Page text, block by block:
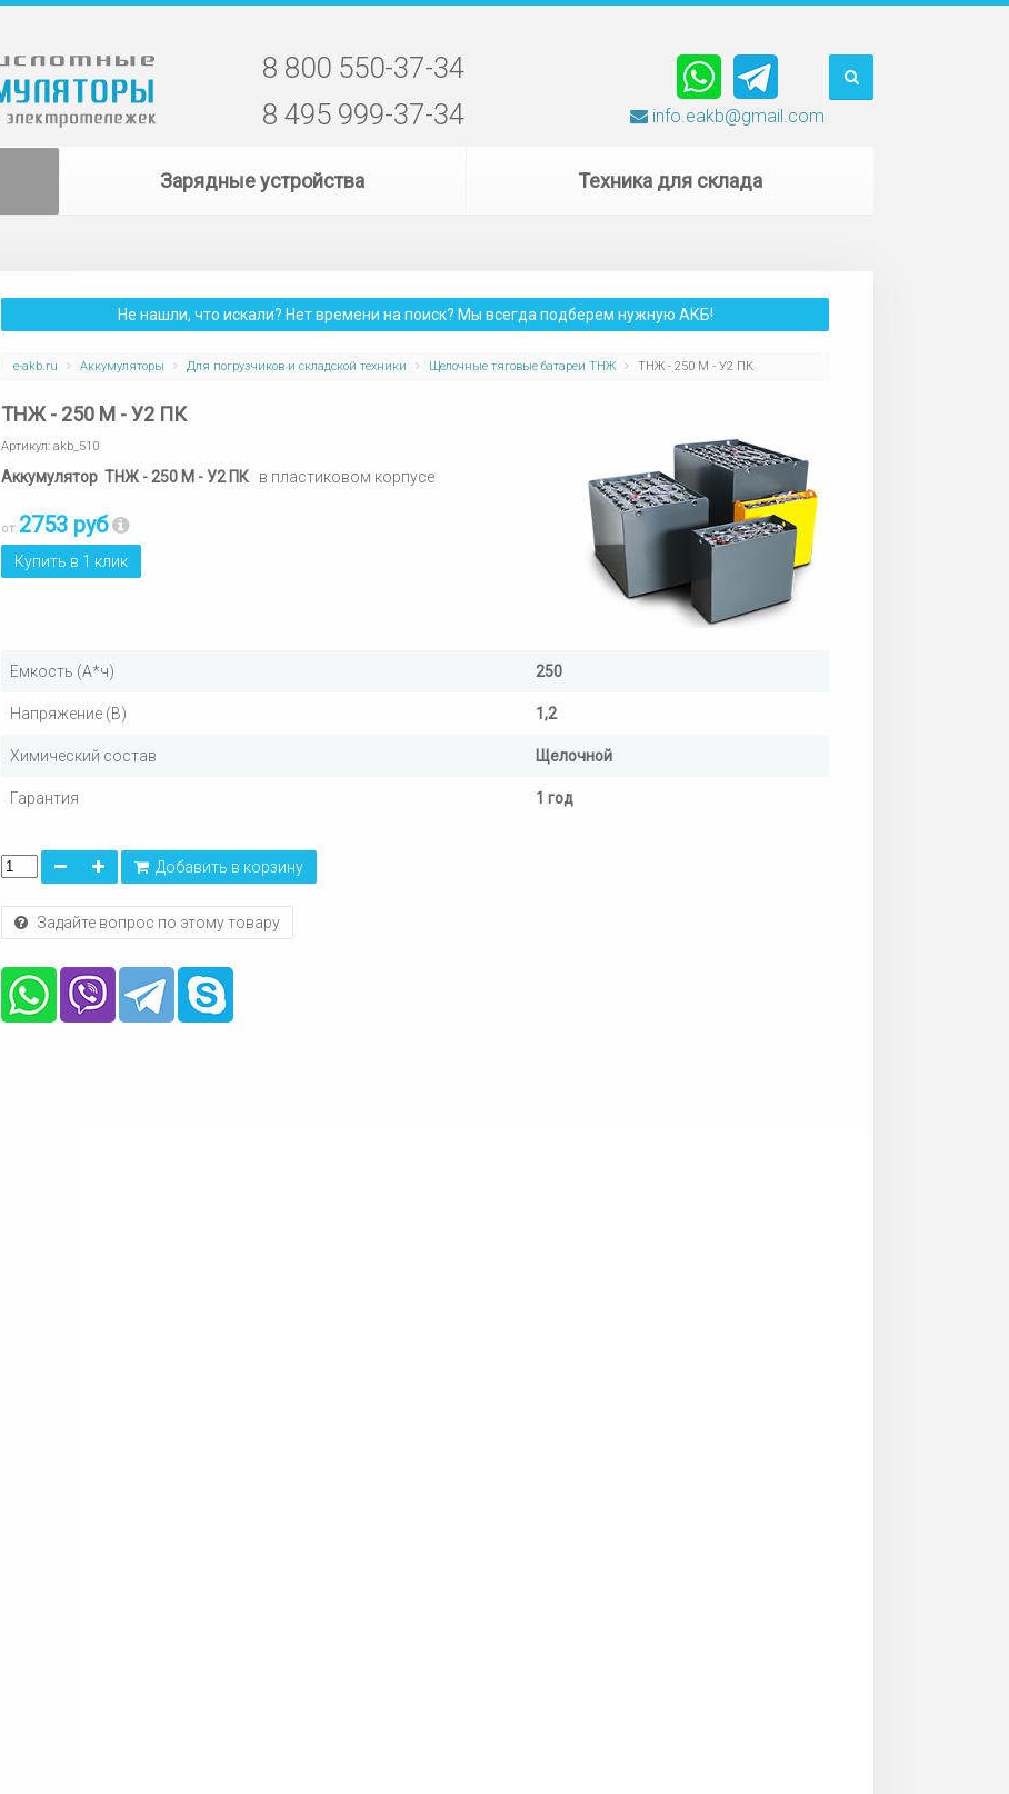
8 800 550-37-34
8 495 999-37-34
info.eakb@gmail.com
Зарядные устройства Техника для склада
Не нашли, что искали? Нет времени на поиск? Мы всегда подберем нужную АКБ!
e-akb.ru Аккумуляторы Для погрузчиков и складской техники Щелочные тяговые батареи ТНЖ ТНЖ - 250 М - У2 ПК
ТНЖ - 250 М - У2 ПК
Артикул: akb_510
Аккумулятор ТНЖ - 250 М - У2 ПК в пластиковом корпусе
от 2753 руб
Купить в 1 клик
Емкость (А*ч) 250
Напряжение (В) 1,2
Химический состав Щелочной
Гарантия 1 год
Добавить в корзину
Задайте вопрос по этому товару